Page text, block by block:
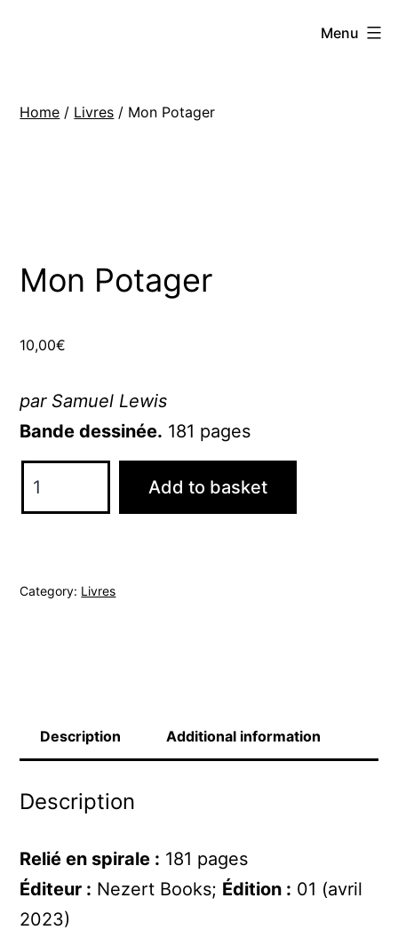
Menu
Home / Livres / Mon Potager
Mon Potager
10,00€
par Samuel Lewis
Bande dessinée. 181 pages
Potager
Add to basket
Category: Livres
Description Additional information
Description
Relié en spirale : 181 pages
Éditeur : Nezert Books; Édition : 01 (avril
2023)